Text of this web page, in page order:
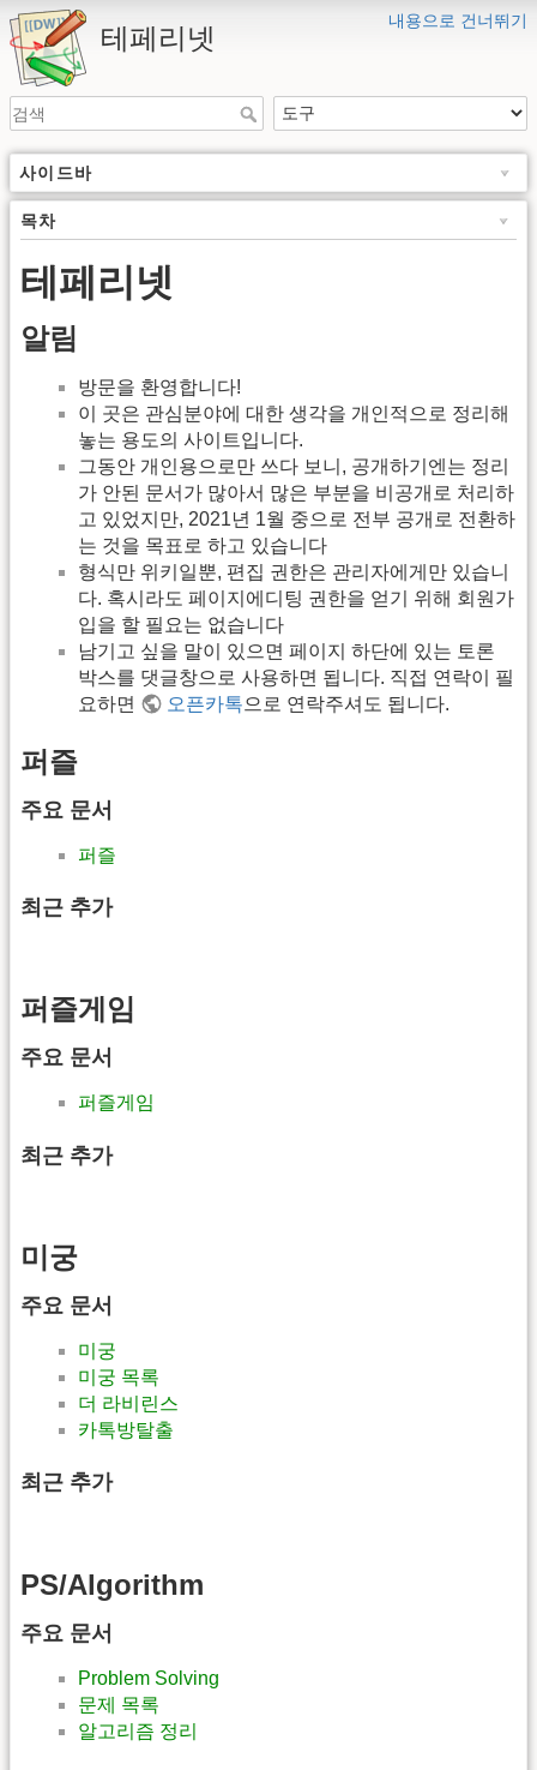
내용으로 건너뛰기
테페리넷
사이드바
목차
테페리넷
알림
방문을 환영합니다!
이 곳은 관심분야에 대한 생각을 개인적으로 정리해
놓는 용도의 사이트입니다.
그동안 개인용으로만 쓰다 보니, 공개하기엔는 정리
가 안된 문서가 많아서 많은 부분을 비공개로 처리하
고 있었지만, 2021년 1월 중으로 전부 공개로 전환하
는 것을 목표로 하고 있습니다
형식만 위키일뿐, 편집 권한은 관리자에게만 있습니
다. 혹시라도 페이지에디팅 권한을 얻기 위해 회원가
입을 할 필요는 없습니다
남기고 싶을 말이 있으면 페이지 하단에 있는 토론
박스를 댓글창으로 사용하면 됩니다. 직접 연락이 필
요하면
오픈카톡으로 연락주셔도 됩니다.
퍼즐
주요 문서
퍼즐
최근 추가
퍼즐게임
주요 문서
퍼즐게임
최근 추가
미궁
주요 문서
미궁
미궁 목록
더 라비린스
카톡방탈출
최근 추가
PS/Algorithm
주요 문서
Problem Solving
문제 목록
알고리즘 정리